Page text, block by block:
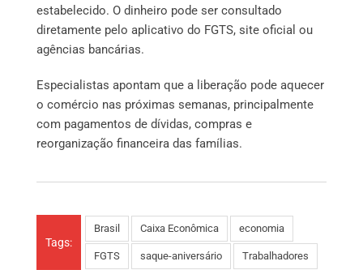
estabelecido. O dinheiro pode ser consultado
diretamente pelo aplicativo do FGTS, site oficial ou
agências bancárias.
Especialistas apontam que a liberação pode aquecer
o comércio nas próximas semanas, principalmente
com pagamentos de dívidas, compras e
reorganização financeira das famílias.
Tags:
Brasil Caixa Econômica economia
FGTS saque-aniversário Trabalhadores